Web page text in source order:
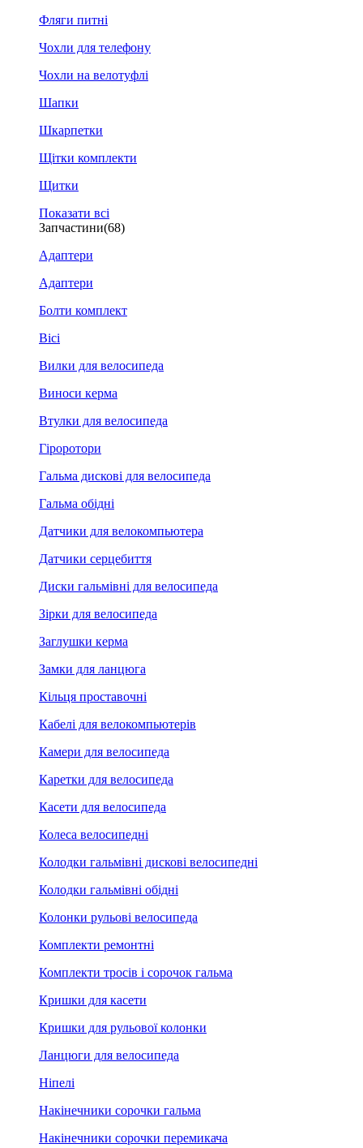
Фляги питні
Чохли для телефону
Чохли на велотуфлі
Шапки
Шкарпетки
Щітки комплекти
Щитки
Показати всі
Запчастини(68)
Адаптери
Адаптери
Болти комплект
Вісі
Вилки для велосипеда
Виноси керма
Втулки для велосипеда
Гіроротори
Гальма дискові для велосипеда
Гальма обідні
Датчики для велокомпьютера
Датчики серцебиття
Диски гальмівні для велосипеда
Зірки для велосипеда
Заглушки керма
Замки для ланцюга
Кільця проставочні
Кабелі для велокомпьютерів
Камери для велосипеда
Каретки для велосипеда
Касети для велосипеда
Колеса велосипедні
Колодки гальмівні дискові велосипедні
Колодки гальмівні обідні
Колонки рульові велосипеда
Комплекти ремонтні
Комплекти тросів і сорочок гальма
Кришки для касети
Кришки для рульової колонки
Ланцюги для велосипеда
Ніпелі
Накінечники сорочки гальма
Накінечники сорочки перемикача